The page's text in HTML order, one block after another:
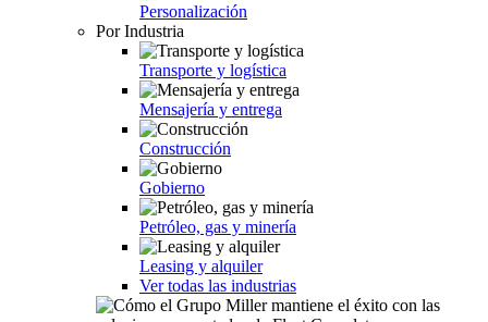
Personalización
Por Industria
Transporte y logística
Mensajería y entrega
Construcción
Gobierno
Petróleo, gas y minería
Leasing y alquiler
Ver todas las industrias